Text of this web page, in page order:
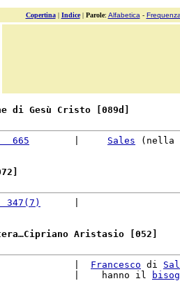
Copertina| Indice| Parole: Alfabetica -
di Gesù Cristo [089d]
665
Sales (nella
347(7)
Aristasio [052]
Francesco di
|    hanno il